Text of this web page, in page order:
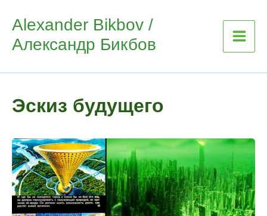
content
Alexander Bikbov /
Александр Бикбов
Эскиз будущего